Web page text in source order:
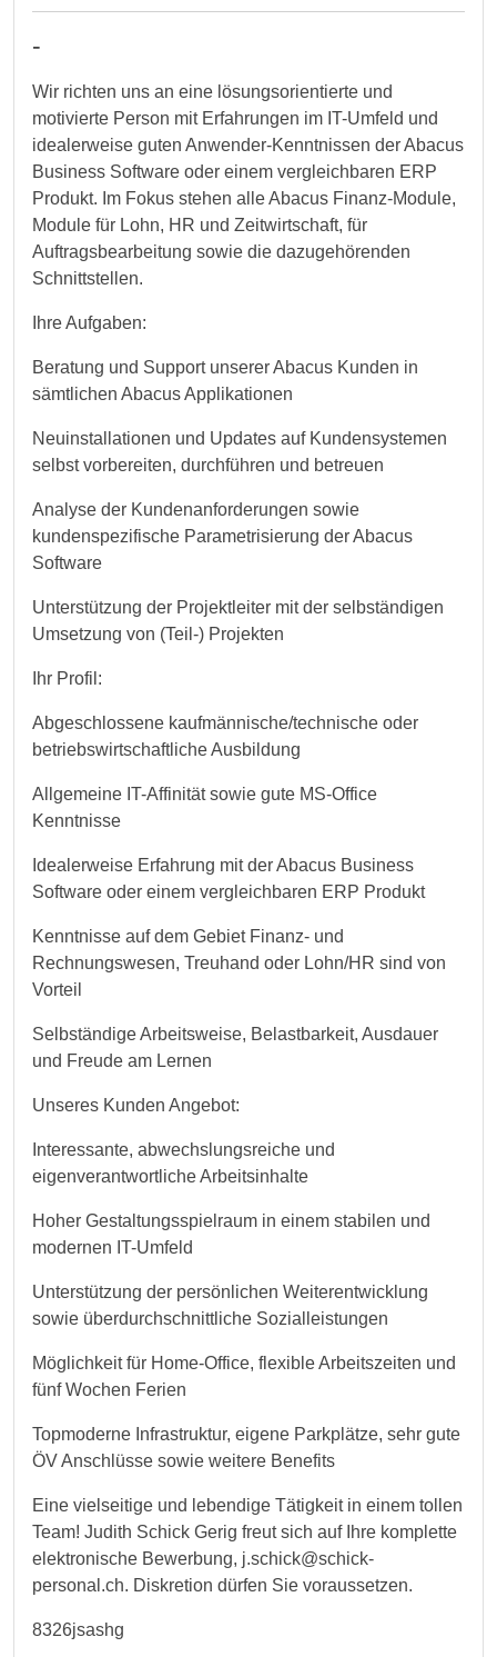
-
Wir richten uns an eine lösungsorientierte und
motivierte Person mit Erfahrungen im IT-Umfeld und
idealerweise guten Anwender-Kenntnissen der Abacus
Business Software oder einem vergleichbaren ERP
Produkt. Im Fokus stehen alle Abacus Finanz-Module,
Module für Lohn, HR und Zeitwirtschaft, für
Auftragsbearbeitung sowie die dazugehörenden
Schnittstellen.
Ihre Aufgaben:
Beratung und Support unserer Abacus Kunden in
sämtlichen Abacus Applikationen
Neuinstallationen und Updates auf Kundensystemen
selbst vorbereiten, durchführen und betreuen
Analyse der Kundenanforderungen sowie
kundenspezifische Parametrisierung der Abacus
Software
Unterstützung der Projektleiter mit der selbständigen
Umsetzung von (Teil-) Projekten
Ihr Profil:
Abgeschlossene kaufmännische/technische oder
betriebswirtschaftliche Ausbildung
Allgemeine IT-Affinität sowie gute MS-Office
Kenntnisse
Idealerweise Erfahrung mit der Abacus Business
Software oder einem vergleichbaren ERP Produkt
Kenntnisse auf dem Gebiet Finanz- und
Rechnungswesen, Treuhand oder Lohn/HR sind von
Vorteil
Selbständige Arbeitsweise, Belastbarkeit, Ausdauer
und Freude am Lernen
Unseres Kunden Angebot:
Interessante, abwechslungsreiche und
eigenverantwortliche Arbeitsinhalte
Hoher Gestaltungsspielraum in einem stabilen und
modernen IT-Umfeld
Unterstützung der persönlichen Weiterentwicklung
sowie überdurchschnittliche Sozialleistungen
Möglichkeit für Home-Office, flexible Arbeitszeiten und
fünf Wochen Ferien
Topmoderne Infrastruktur, eigene Parkplätze, sehr gute
ÖV Anschlüsse sowie weitere Benefits
Eine vielseitige und lebendige Tätigkeit in einem tollen
Team! Judith Schick Gerig freut sich auf Ihre komplette
elektronische Bewerbung, j.schick@schick-
personal.ch. Diskretion dürfen Sie voraussetzen.
8326jsashg